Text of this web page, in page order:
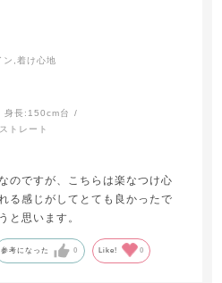
ン,着け心地
身長: 150cm台
トレート
のですが、こちらは楽なつけ心
る感じがしてとても良かったで
と思います。
参考になった 0 Like! 0